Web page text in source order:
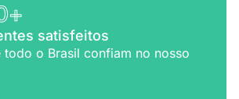
+
satisfeitos
todo o Brasil confiam no nosso